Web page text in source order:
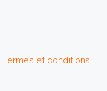
Termes et conditions